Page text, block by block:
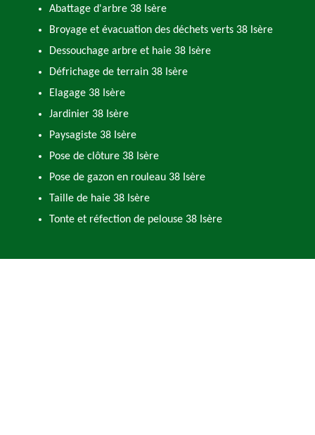
Abattage d'arbre 38 Isère
Broyage et évacuation des déchets verts 38 Isère
Dessouchage arbre et haie 38 Isère
Défrichage de terrain 38 Isère
Elagage 38 Isère
Jardinier 38 Isère
Paysagiste 38 Isère
Pose de clôture 38 Isère
Pose de gazon en rouleau 38 Isère
Taille de haie 38 Isère
Tonte et réfection de pelouse 38 Isère